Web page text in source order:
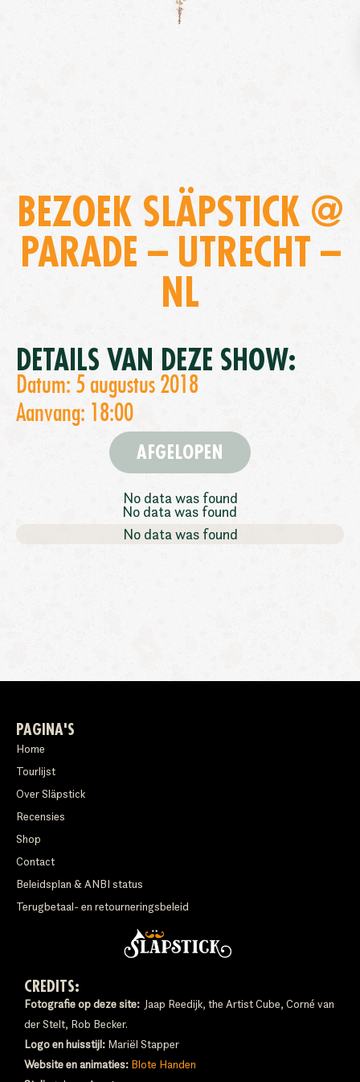
BEZOEK SLÄPSTICK @
PARADE – UTRECHT –
NL
DETAILS VAN DEZE SHOW:
Datum: 5 augustus 2018
Aanvang: 18:00
AFGELOPEN
No data was found
No data was found
No data was found
PAGINA'S
Home
Tourlijst
Over Släpstick
Recensies
Shop
Contact
Beleidsplan & ANBI status
Terugbetaal- en retourneringsbeleid
CREDITS:
Fotografie op deze site: Jaap Reedijk, the Artist Cube, Corné van
der Stelt, Rob Becker.
Logo en huisstijl: Mariël Stapper
Website en animaties: Blote Handen